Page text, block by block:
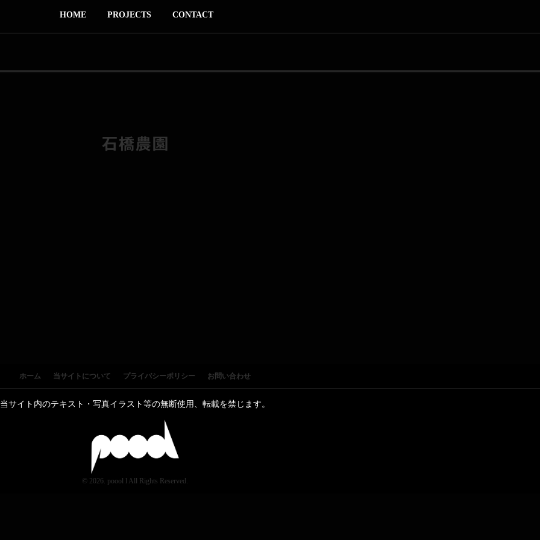
HOME PROJECTS CONTACT
石橋農園
ホーム 当サイトについて プライバシーポリシー お問い合わせ
当サイト内のテキスト・写真イラスト等の無断使用、転載を禁じます。
© 2026. poool l All Rights Reserved.